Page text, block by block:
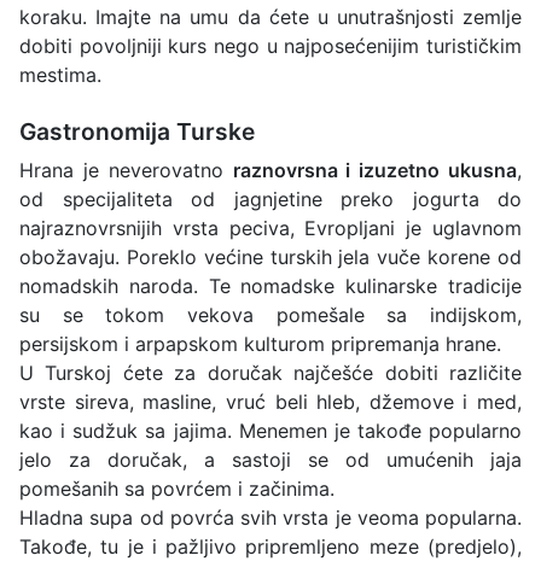
koraku. Imajte na umu da ćete u unutrašnjosti zemlje
dobiti povoljniji kurs nego u najposećenijim turističkim
mestima.
Gastronomija Turske
Hrana je neverovatno raznovrsna i izuzetno ukusna,
od specijaliteta od jagnjetine preko jogurta do
najraznovrsnijih vrsta peciva, Evropljani je uglavnom
obožavaju. Poreklo većine turskih jela vuče korene od
nomadskih naroda. Te nomadske kulinarske tradicije
su se tokom vekova pomešale sa indijskom,
persijskom i arpapskom kulturom pripremanja hrane.
U Turskoj ćete za doručak najčešće dobiti različite
vrste sireva, masline, vruć beli hleb, džemove i med,
kao i sudžuk sa jajima. Menemen je takođe popularno
jelo za doručak, a sastoji se od umućenih jaja
pomešanih sa povrćem i začinima.
Hladna supa od povrća svih vrsta je veoma popularna.
Takođe, tu je i pažljivo pripremljeno meze (predjelo),